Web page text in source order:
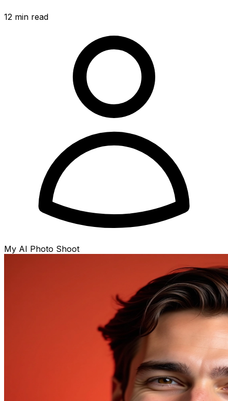
12 min read
My AI Photo Shoot